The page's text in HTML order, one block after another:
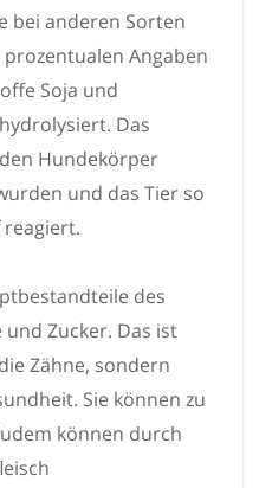
bei anderen Sorten
prozentualen Angaben
Soja und
Das
Hundekörper
und das Tier so
des
Zucker. Das ist
Zähne, sondern
Sie können zu
können durch